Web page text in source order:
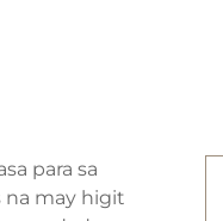
para sa
na may higit